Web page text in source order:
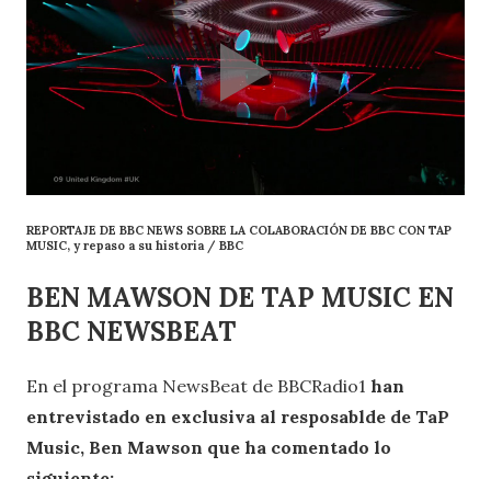
REPORTAJE DE BBC NEWS SOBRE LA COLABORACIÓN DE BBC CON TAP
MUSIC, y repaso a su historia / BBC
BEN MAWSON DE TAP MUSIC EN
BBC NEWSBEAT
En el programa NewsBeat de BBCRadio1 han
entrevistado en exclusiva al resposablde de TaP
Music, Ben Mawson que ha comentado lo